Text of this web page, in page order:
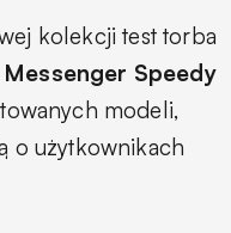
kolekcji test torba
Speedy
modeli,
o użytkownikach